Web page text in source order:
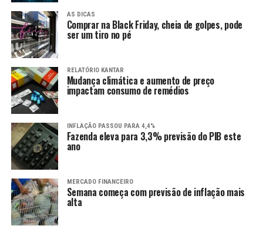
AS DICAS
Comprar na Black Friday, cheia de golpes, pode
ser um tiro no pé
RELATÓRIO KANTAR
Mudança climática e aumento de preço
impactam consumo de remédios
INFLAÇÃO PASSOU PARA 4,4%
Fazenda eleva para 3,3% previsão do PIB este
ano
MERCADO FINANCEIRO
Semana começa com previsão de inflação mais
alta